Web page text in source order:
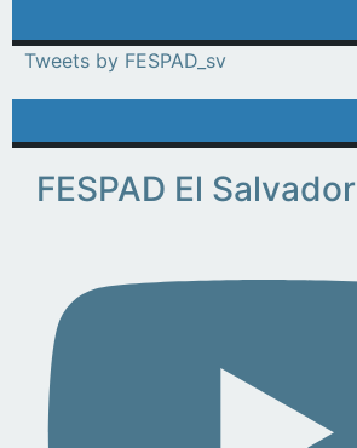
Tweets by FESPAD_sv
FESPAD El Salvador